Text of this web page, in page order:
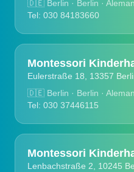
🇩🇪 Berlin · Berlin ·
Tel: 030 84183660
Montessori
Eulerstraße 18, 13357
🇩🇪 Berlin · Berlin ·
Tel: 030 37446115
Montessori
Lenbachstraße 2, 10245